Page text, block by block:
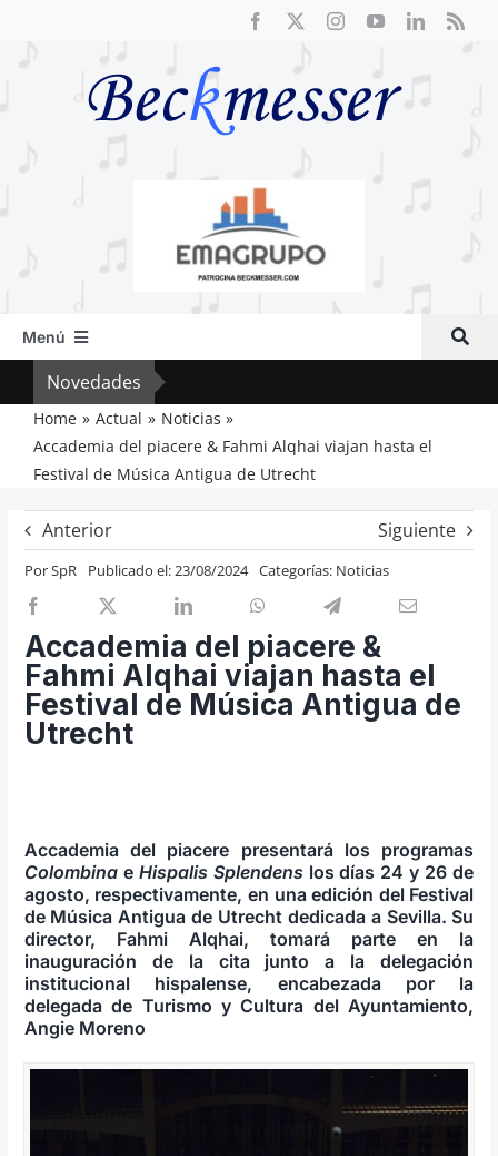
Menú
Inicio
Actual
Artículos
Previos de ópera
Entrevistas
Recomendación
Cosas de Beckmesser
Nosotros y privacidad
Buscar:
Novedades
Home Actual
Noticias
Accademia del piacere & Fahmi Alqhai viajan hasta el
Festival de Música Antigua de Utrecht
Anterior Siguiente
PorSpR Publicado el: 23/08/2024 Categorías: Noticias
Accademia del piacere &
Fahmi Alqhai viajan hasta el
Festival de Música Antigua de
Utrecht
Accademia del piacere presentará los programas
Colombinae Hispalis Splendens los días 24 y 26 de
agosto, respectivamente, en una edición del Festival
de Música Antigua de Utrecht dedicada a Sevilla. Su
director, Fahmi Alqhai, tomará parte en la
inauguración de la cita junto a la delegación
institucional hispalense, encabezada por la
delegada de Turismo y Cultura del Ayuntamiento,
Angie Moreno